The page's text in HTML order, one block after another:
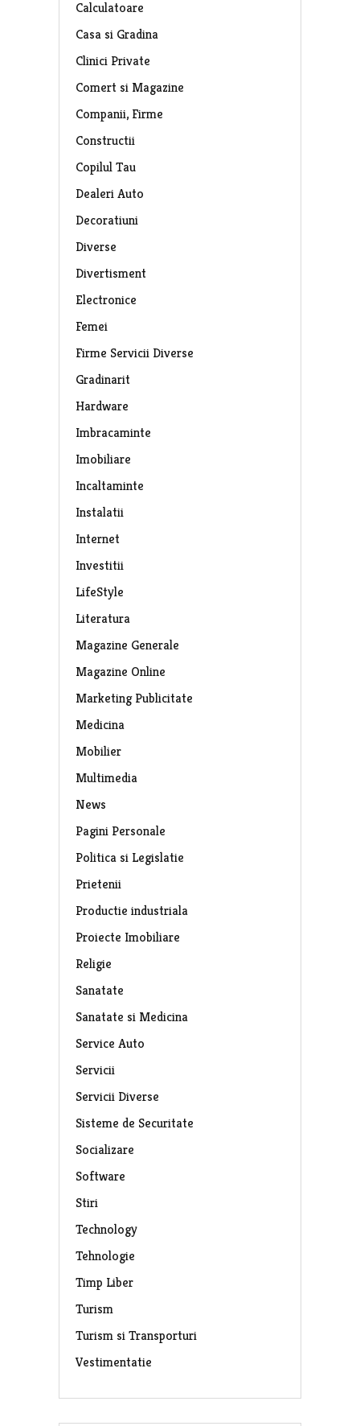
Calculatoare
Casa si Gradina
Clinici Private
Comert si Magazine
Companii, Firme
Constructii
Copilul Tau
Dealeri Auto
Decoratiuni
Diverse
Divertisment
Electronice
Femei
Firme Servicii Diverse
Gradinarit
Hardware
Imbracaminte
Imobiliare
Incaltaminte
Instalatii
Internet
Investitii
LifeStyle
Literatura
Magazine Generale
Magazine Online
Marketing Publicitate
Medicina
Mobilier
Multimedia
News
Pagini Personale
Politica si Legislatie
Prietenii
Productie industriala
Proiecte Imobiliare
Religie
Sanatate
Sanatate si Medicina
Service Auto
Servicii
Servicii Diverse
Sisteme de Securitate
Socializare
Software
Stiri
Technology
Tehnologie
Timp Liber
Turism
Turism si Transporturi
Vestimentatie